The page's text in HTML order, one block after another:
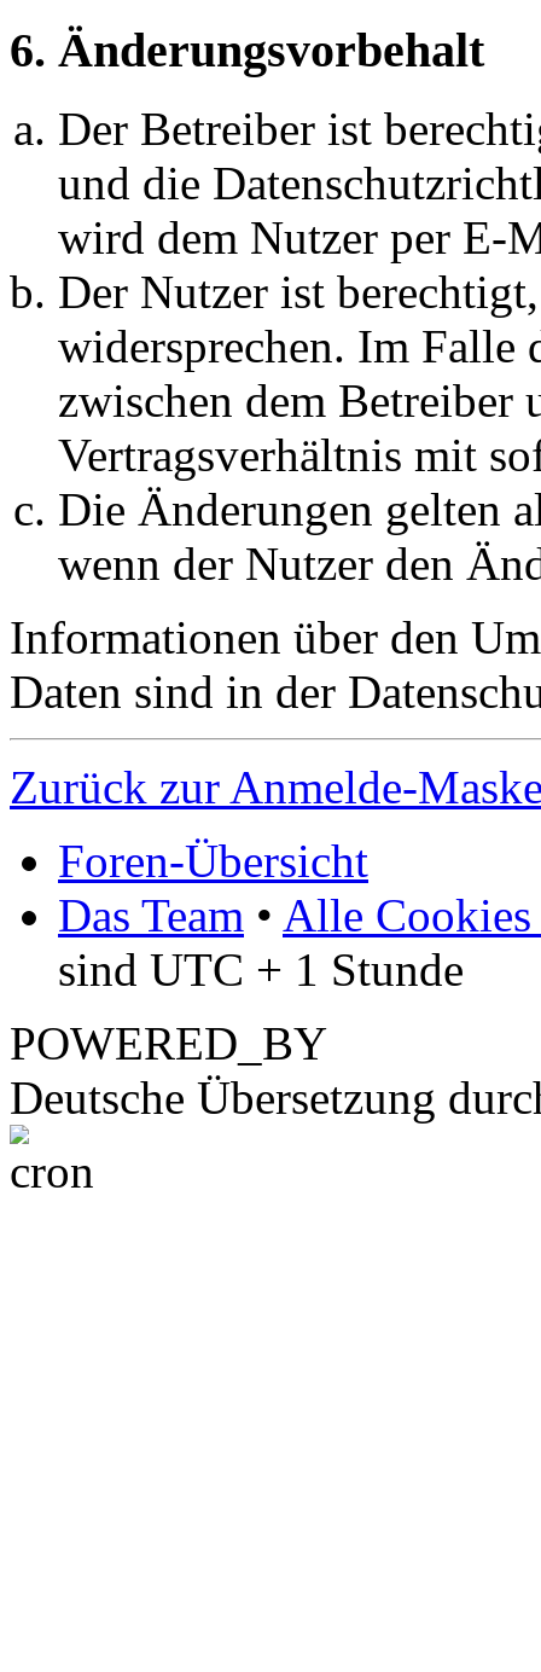
6. Änderungsvorbehalt
Der Betreiber ist
und die
wird dem Nutzer per E-
Der Nutzer ist
widersprechen. Im Falle
zwischen dem Betreiber
Vertragsverhältnis mit
Die Änderungen gelten
wenn der Nutzer den
Informationen über den
Daten sind in der
Zurück zur Anmelde-
Foren-Übersicht
Das Team • Alle Cookies
sind UTC + 1 Stunde
POWERED_BY
Deutsche Übersetzung